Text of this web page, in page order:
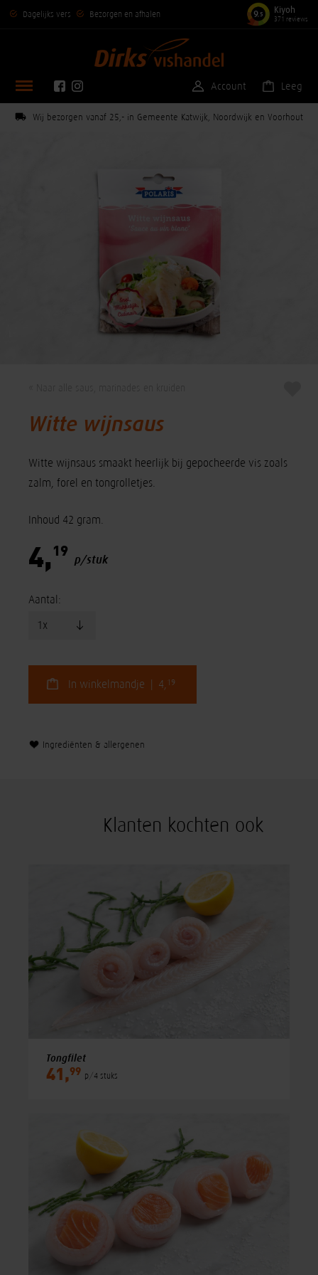
9,5 Kiyoh
371 reviews
Dagelijks vers Bezorgen en afhalen
Account Leeg
Wij bezorgen vanaf 25,- in Gemeente Katwijk, Noordwijk en Voorhout
Witte wijnsaus
Witte wijnsaus smaakt heerlijk bij gepocheerde vis zoals
zalm, forel en tongrolletjes.
Inhoud 42 gram.
4, 19
p/stuk
Aantal:
In winkelmandje | 4, 19
Ingrediënten & allergenen
Klanten kochten ook
Tongfilet
41,99 p/4 stuks